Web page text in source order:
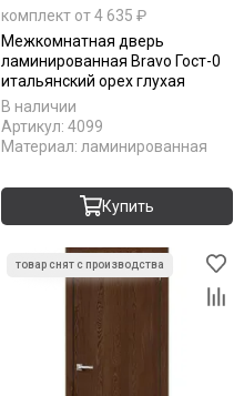
комплект от 4 635 ₽
Межкомнатная дверь
ламинированная Bravo Гост-0
итальянский орех глухая
В наличии
Артикул: 4099
Материал: ламинированная
Купить